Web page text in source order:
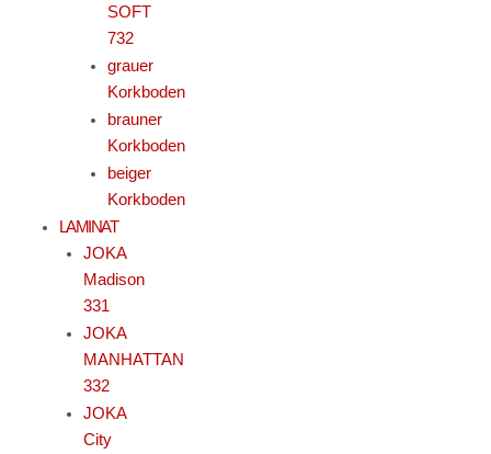
SOFT
732
grauer
Korkboden
brauner
Korkboden
beiger
Korkboden
LAMINAT
JOKA
Madison
331
JOKA
MANHATTAN
332
JOKA
City